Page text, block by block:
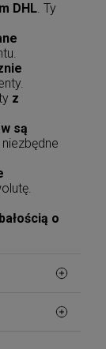
DHL. Ty
z
są
o